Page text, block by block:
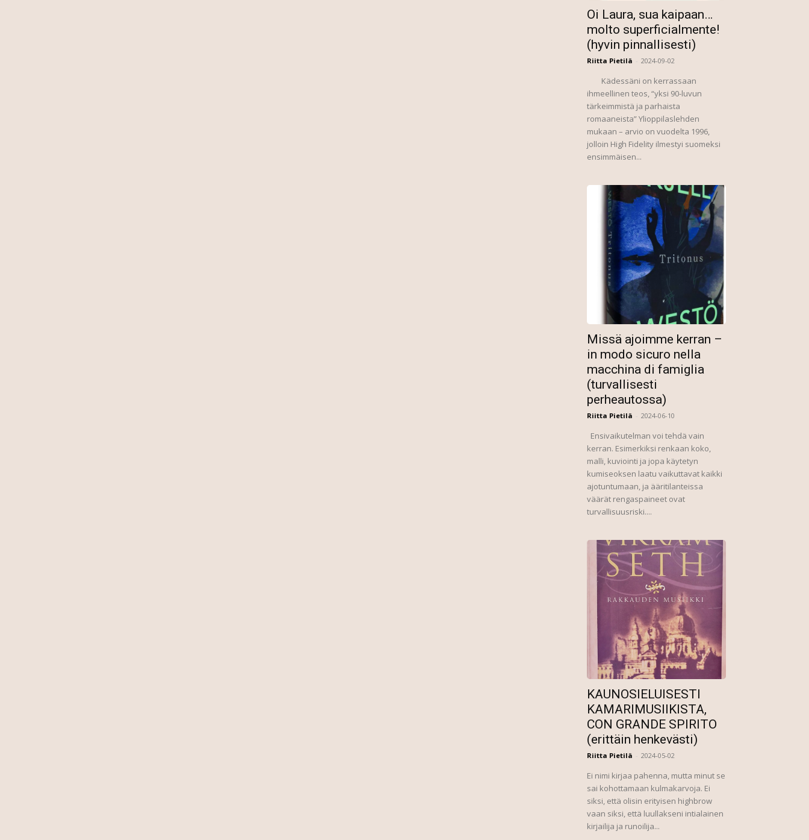
Oi Laura, sua kaipaan…
molto superficialmente!
(hyvin pinnallisesti)
Riitta Pietilä - 2024-09-02
ihmeellinen teos, “yksi 90-luvun
tärkeimmistä ja parhaista
romaaneista” Ylioppilaslehden
mukaan – arvio on vuodelta 1996,
jolloin High Fidelity ilmestyi suomeksi
ensimmäisen...
Missä ajoimme kerran –
in modo sicuro nella
macchina di famiglia
(turvallisesti
perheautossa)
Riitta Pietilä - 2024-06-10
kerran. Esimerkiksi renkaan koko,
malli, kuviointi ja jopa käytetyn
kumiseoksen laatu vaikuttavat kaikki
ajotuntumaan, ja ääritilanteissa
väärät rengaspaineet ovat
turvallisuusriski....
KAUNOSIELUISESTI
KAMARIMUSIIKISTA,
CON GRANDE SPIRITO
(erittäin henkevästi)
Riitta Pietilä - 2024-05-02
Ei nimi kirjaa pahenna, mutta minut se
sai kohottamaan kulmakarvoja. Ei
siksi, että olisin erityisen highbrow
vaan siksi, että luullakseni intialainen
kirjailija ja runoilija...